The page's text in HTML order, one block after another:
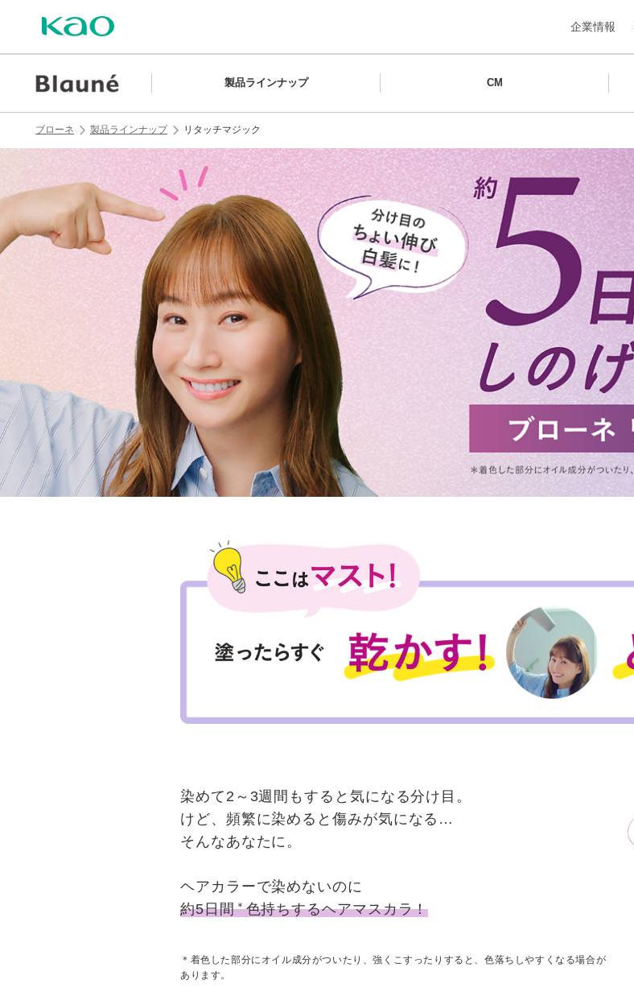
企業情報
製品ラインナップ CM
ブローネ 製品ラインナップ リタッチマジック
染めて2～3週間もすると 気になる分け目。
けど、頻繁に染めると 傷みが気になる…
そんなあなたに。
ヘアカラーで染めないのに
約5日間 ＊ 色持ちするヘアマスカラ！
＊着色した部分にオイル成分がついたり、強くこすったりすると、色落ちしやすくなる場合が
あります。